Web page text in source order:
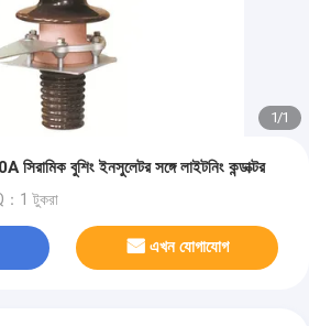
1/1
বুশিং ইনসুলেটর সঙ্গে লাইটনিং কন্ডাক্টর
：1 টুকরা
এখন যোগাযোগ